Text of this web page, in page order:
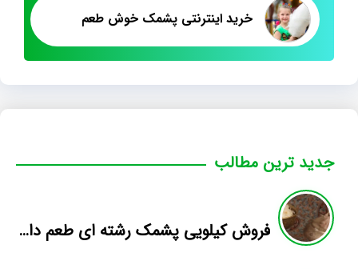
خرید اینترنتی پشمک خوش طعم
جدید ترین مطالب
فروش کیلویی پشمک رشته ای طعم دار میوه